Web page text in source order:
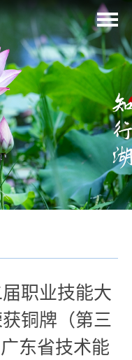
职业技能大
铜牌（第三
东省技术能